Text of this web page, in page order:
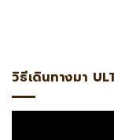
วิธีเดินทางมา